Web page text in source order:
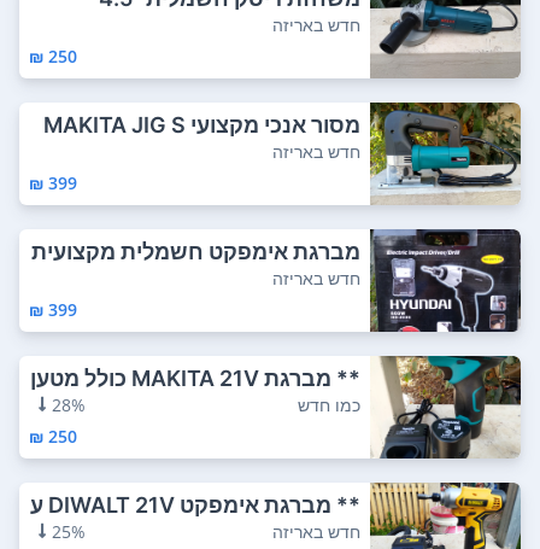
חדש באריזה
250 ₪
מסור אנכי מקצועי MAKITA JIG S
AW 600W חדש...
חדש באריזה
399 ₪
מברגת אימפקט חשמלית מקצועית
HYUNDAY 600W...
חדש באריזה
399 ₪
** מברגת MAKITA 21V כולל מטען
ושתי סוללו...
כמו חדש
28%
250 ₪
** מברגת אימפקט DIWALT 21V ע
וצמתית במארז...
חדש באריזה
25%